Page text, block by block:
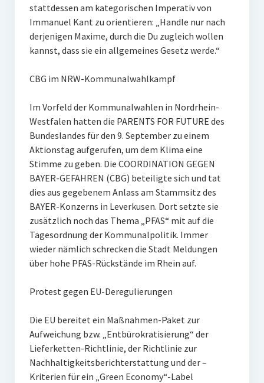
stattdessen am kategorischen Imperativ von
Immanuel Kant zu orientieren: „Handle nur nach
derjenigen Maxime, durch die Du zugleich wollen
kannst, dass sie ein allgemeines Gesetz werde.“
CBG im NRW-Kommunalwahlkampf
Im Vorfeld der Kommunalwahlen in Nordrhein-
Westfalen hatten die PARENTS FOR FUTURE des
Bundeslandes für den 9. September zu einem
Aktionstag aufgerufen, um dem Klima eine
Stimme zu geben. Die COORDINATION GEGEN
BAYER-GEFAHREN (CBG) beteiligte sich und tat
dies aus gegebenem Anlass am Stammsitz des
BAYER-Konzerns in Leverkusen. Dort setzte sie
zusätzlich noch das Thema „PFAS“ mit auf die
Tagesordnung der Kommunalpolitik. Immer
wieder nämlich schrecken die Stadt Meldungen
über hohe PFAS-Rückstände im Rhein auf.
Protest gegen EU-Deregulierungen
Die EU bereitet ein Maßnahmen-Paket zur
Aufweichung bzw. „Entbürokratisierung“ der
Lieferketten-Richtlinie, der Richtlinie zur
Nachhaltigkeitsberichterstattung und der –
Kriterien für ein „Green Economy“-Label